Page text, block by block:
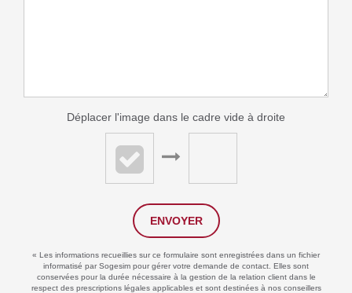
Déplacer l'image dans le cadre vide à droite
ENVOYER
« Les informations recueillies sur ce formulaire sont enregistrées dans un fichier
informatisé par Sogesim pour gérer votre demande de contact. Elles sont
conservées pour la durée nécessaire à la gestion de la relation client dans le
respect des prescriptions légales applicables et sont destinées à nos conseillers